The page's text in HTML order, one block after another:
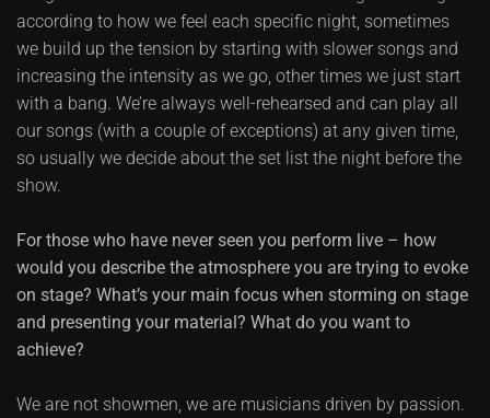
according to how we feel each specific night, sometimes
we build up the tension by starting with slower songs and
increasing the intensity as we go, other times we just start
with a bang. We’re always well-rehearsed and can play all
our songs (with a couple of exceptions) at any given time,
so usually we decide about the set list the night before the
show.
For those who have never seen you perform live – how
would you describe the atmosphere you are trying to evoke
on stage? What’s your main focus when storming on stage
and presenting your material? What do you want to
achieve?
We are not showmen, we are musicians driven by passion.